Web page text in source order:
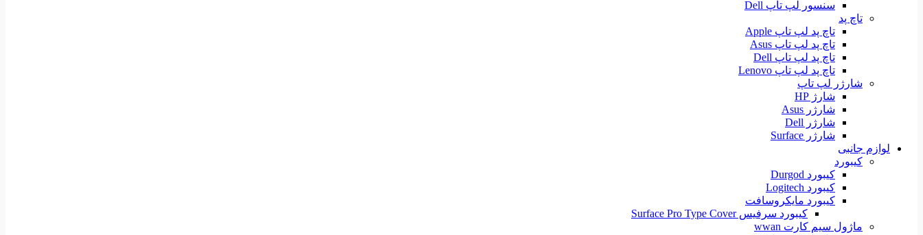
سنسور لپ تاپ Dell
تاچ پد
تاچ پد لپ تاپ Apple
تاچ پد لپ تاپ Asus
تاچ پد لپ تاپ Dell
تاچ پد لپ تاپ Lenovo
شارژر لپ تاپ
شارژ HP
شارژر Asus
شارژر Dell
شارژر Surface
لوازم جانبی
کیبورد
کیبورد Durgod
کیبورد Logitech
کیبورد مایکروسافت
کیبورد سرفیس Surface Pro Type Cover
ماژول سیم کارت wwan